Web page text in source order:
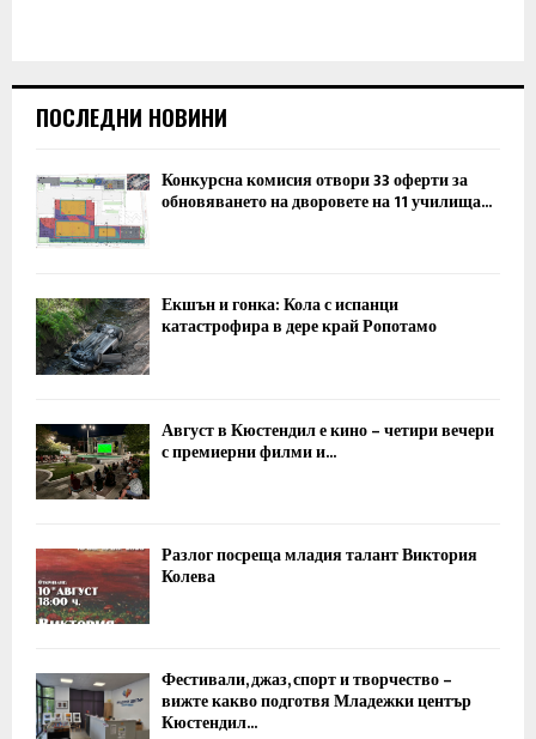
ПОСЛЕДНИ НОВИНИ
Конкурсна комисия отвори 33 оферти за
обновяването на дворовете на 11 училища...
Екшън и гонка: Кола с испанци
катастрофира в дере край Ропотамо
Август в Кюстендил е кино – четири вечери
с премиерни филми и...
Разлог посреща младия талант Виктория
Колева
Фестивали, джаз, спорт и творчество –
вижте какво подготвя Младежки център
Кюстендил...